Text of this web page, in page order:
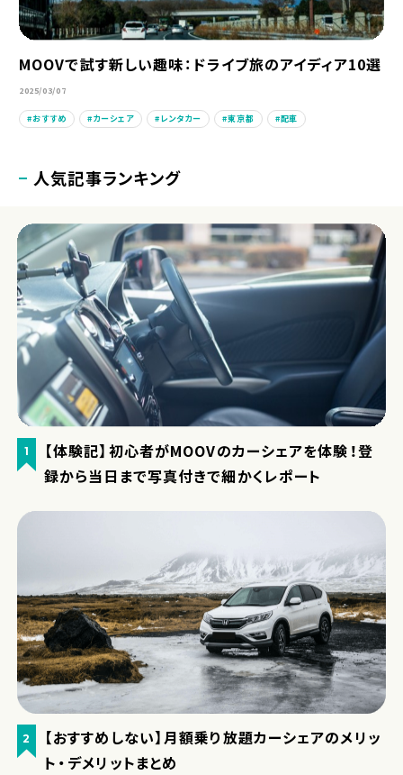
MOOVで試す新しい趣味：ドライブ旅のアイディア10選
2025/03/07
おすすめ カーシェア レンタカー 東京都 配車
人気記事ランキング
1
【体験記】初心者がMOOVのカーシェアを体験！登
録から当日まで写真付きで細かくレポート
2
【おすすめしない】月額乗り放題カーシェアのメリッ
ト・デメリットまとめ